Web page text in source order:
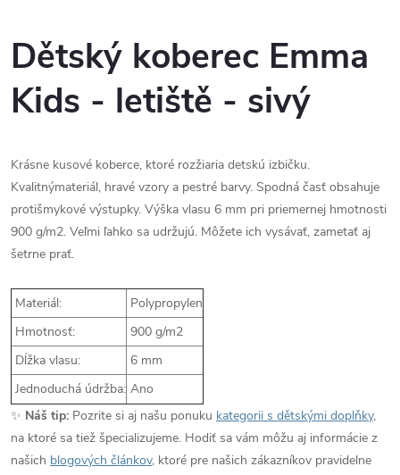
Dětský koberec Emma
Kids - letiště - sivý
Krásne kusové koberce, ktoré rozžiaria detskú izbičku.
Kvalitnýmateriál, hravé vzory a pestré barvy. Spodná časť obsahuje
protišmykové výstupky. Výška vlasu 6 mm pri priemernej hmotnosti
900 g/m2. Veľmi ľahko sa udržujú. Môžete ich vysávať, zametať aj
šetrne prať.
Materiál:
Polypropylen
Hmotnosť:
900 g/m2
Dĺžka vlasu:
6 mm
Jednoduchá údržba: Ano
✨ Náš tip: Pozrite si aj našu ponuku kategorii s dětskými doplňky,
na ktoré sa tiež špecializujeme. Hodiť sa vám môžu aj informácie z
našich blogových článkov, ktoré pre našich zákazníkov pravidelne